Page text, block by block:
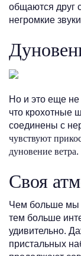
общаются друг
негромкие
Но и это еще
что крохотные
соединены с
чувствуют
дуновение ветра.
Своя
Чем больше мы
тем больше
удивительно.
пристальных